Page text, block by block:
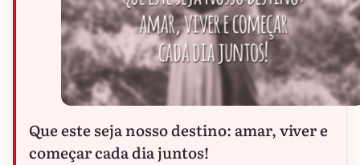
Que este seja nosso destino: amar, viver e
começar cada dia juntos!